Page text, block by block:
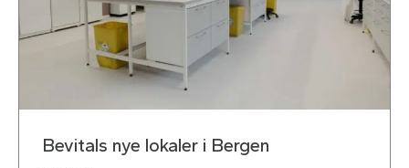
Bevitals nye lokaler i Bergen